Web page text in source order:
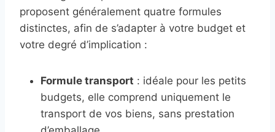
proposent généralement quatre formules
distinctes, afin de s’adapter à votre budget et
votre degré d’implication :
Formule transport : idéale pour les petits
budgets, elle comprend uniquement le
transport de vos biens, sans prestation